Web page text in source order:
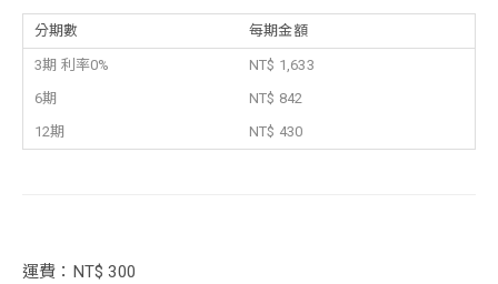
分期數 每期金額
3期 利率0%
NT$ 1,633
6期
NT$ 842
12期
NT$ 430
運費：NT$ 300